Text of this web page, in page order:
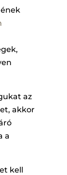
az
akkor
a
kell